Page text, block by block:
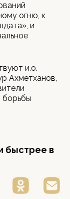
огню, к
и
и.о.
Ахметханов,
борьбы
быстрее в